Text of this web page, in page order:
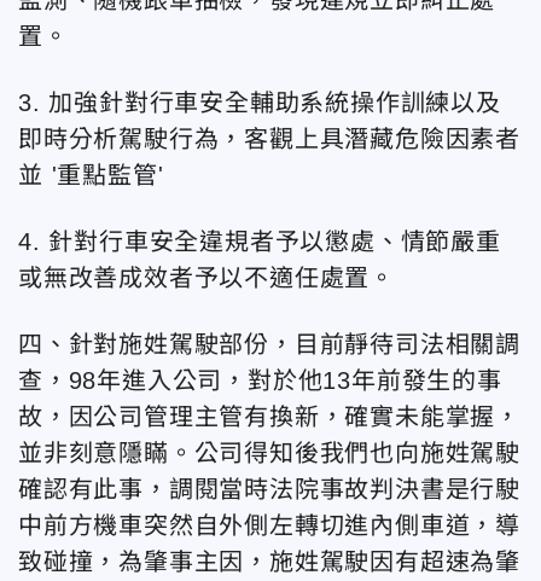
置。
3. 加強針對行車安全輔助系統操作訓練以及
即時分析駕駛行為，客觀上具潛藏危險因素者
並 '重點監管'
4. 針對行車安全違規者予以懲處、情節嚴重
或無改善成效者予以不適任處置。
四、針對施姓駕駛部份，目前靜待司法相關調
查，98年進入公司，對於他13年前發生的事
故，因公司管理主管有換新，確實未能掌握，
並非刻意隱瞞。公司得知後我們也向施姓駕駛
確認有此事，調閱當時法院事故判決書是行駛
中前方機車突然自外側左轉切進內側車道，導
致碰撞，為肇事主因，施姓駕駛因有超速為肇